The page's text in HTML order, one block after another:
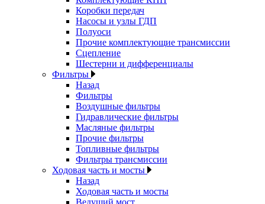
Коробки передач
Насосы и узлы ГДП
Полуоси
Прочие комплектующие трансмиссии
Сцепление
Шестерни и дифференциалы
Фильтры
Назад
Фильтры
Воздушные фильтры
Гидравлические фильтры
Масляные фильтры
Прочие фильтры
Топливные фильтры
Фильтры трансмиссии
Ходовая часть и мосты
Назад
Ходовая часть и мосты
Ведущий мост